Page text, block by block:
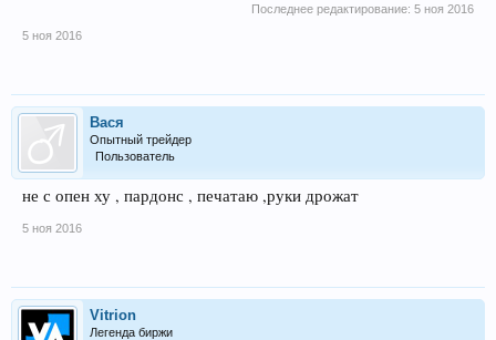
Последнее редактирование: 5 ноя 2016
5 ноя 2016
Вася
Опытный трейдер
Пользователь
не с опен ху , пардонс , печатаю ,руки дрожат
5 ноя 2016
Vitrion
Легенда биржи